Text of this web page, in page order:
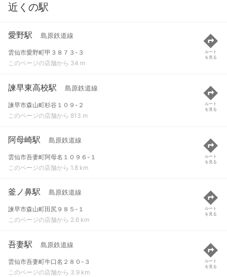
近くの駅
愛野駅 島原鉄道線
雲仙市愛野町甲３８７３-３
このページの店舗から 34 m
ルート
を見る
諫早東高校駅 島原鉄道線
諫早市森山町杉谷１０９-２
このページの店舗から 813 m
ルート
を見る
阿母崎駅 島原鉄道線
雲仙市吾妻町阿母名１０９６-１
このページの店舗から 1.8 km
ルート
を見る
釜ノ鼻駅 島原鉄道線
諫早市森山町田尻９８５-１
このページの店舗から 2.6 km
ルート
を見る
吾妻駅 島原鉄道線
雲仙市吾妻町牛口名２８０-３
このページの店舗から 3.9 km
ルート
を見る